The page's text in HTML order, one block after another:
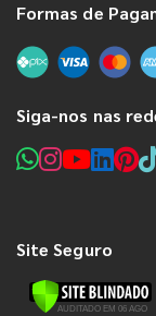
Formas de
Siga-nos nas
Site Seguro